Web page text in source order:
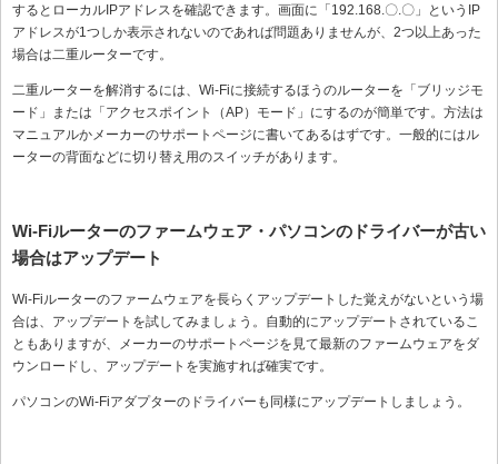
するとローカルIPアドレスを確認できます。画面に「192.168.〇.〇」というIP
アドレスが1つしか表示されないのであれば問題ありませんが、2つ以上あった
場合は二重ルーターです。
二重ルーターを解消するには、Wi-Fiに接続するほうのルーターを「ブリッジモ
ード」または「アクセスポイント（AP）モード」にするのが簡単です。方法は
マニュアルかメーカーのサポートページに書いてあるはずです。一般的にはル
ーターの背面などに切り替え用のスイッチがあります。
Wi-Fiルーターのファームウェア・パソコンのドライバーが古い
場合はアップデート
Wi-Fiルーターのファームウェアを長らくアップデートした覚えがないという場
合は、アップデートを試してみましょう。自動的にアップデートされているこ
ともありますが、メーカーのサポートページを見て最新のファームウェアをダ
ウンロードし、アップデートを実施すれば確実です。
パソコンのWi-Fiアダプターのドライバーも同様にアップデートしましょう。